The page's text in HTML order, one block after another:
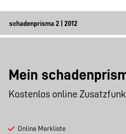
Mein
Kostenlos online
Online Merkliste